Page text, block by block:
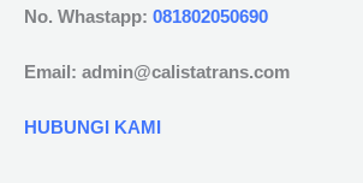
No. Whastapp: 081802050690
Email: admin@calistatrans.com
HUBUNGI KAMI